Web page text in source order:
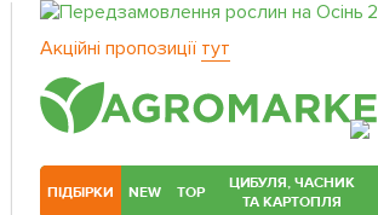
Акційні пропозиції тут
ПІДБІРКИ NEW TOP
ЦИБУЛЯ, ЧАСНИК
ТА КАРТОПЛЯ